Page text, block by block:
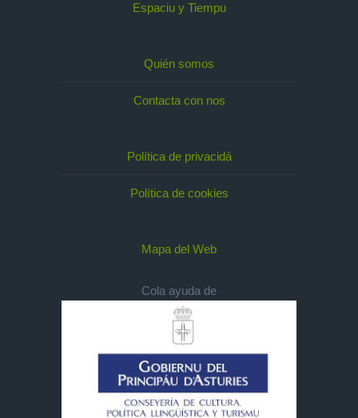
Espaciu y Tiempu
Quién somos
Contacta con nos
Política de privacidá
Política de cookies
Mapa del Web
Cola ayuda de